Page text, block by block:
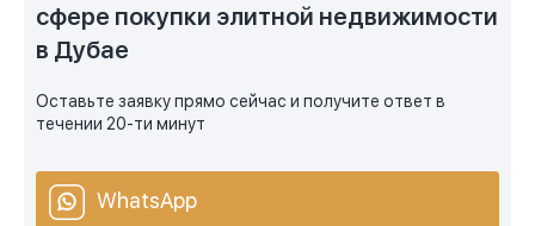
сфере покупки элитной недвижимости
в Дубае
Оставьте заявку прямо сейчас и получите ответ в
течении 20-ти минут
WhatsApp